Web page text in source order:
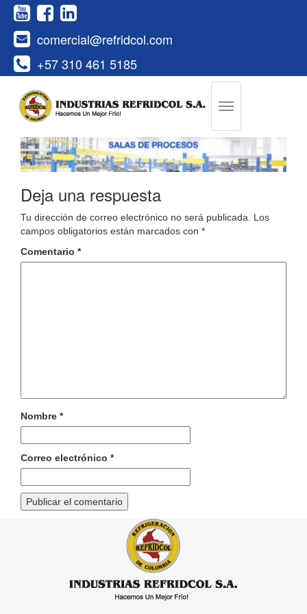
+57 310 461 5185
comercial@refridcol.com
Deja una respuesta
Tu dirección de correo electrónico no será publicada. Los
campos obligatorios están marcados con *
Comentario *
Nombre *
Correo electrónico *